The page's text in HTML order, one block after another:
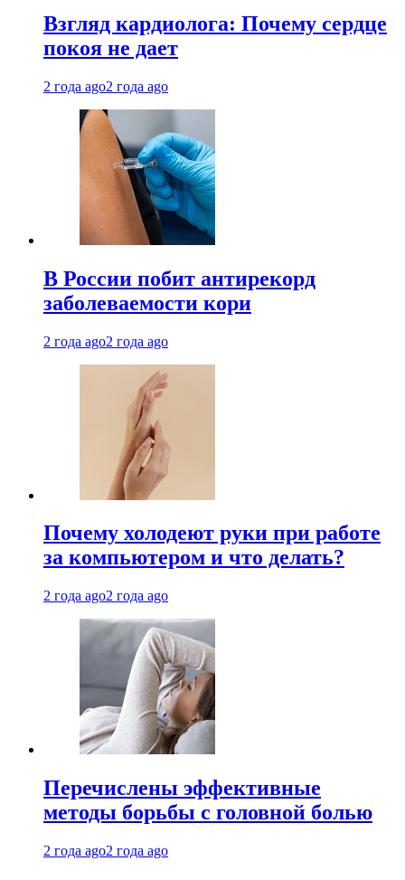
Взгляд кардиолога: Почему сердце
покоя не дает
2 года ago2 года ago
В России побит антирекорд
заболеваемости кори
2 года ago2 года ago
Почему холодеют руки при работе
за компьютером и что делать?
2 года ago2 года ago
Перечислены эффективные
методы борьбы с головной болью
2 года ago2 года ago